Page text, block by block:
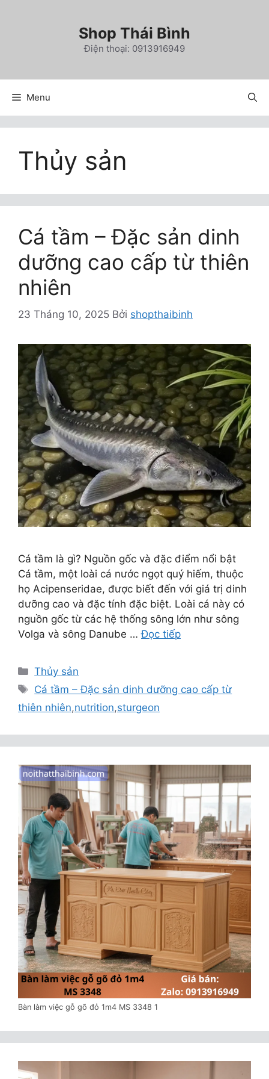
Shop Thái Bình
Điện thoại: 0913916949
Menu
Thủy sản
Cá tầm – Đặc sản dinh
dưỡng cao cấp từ thiên
nhiên
23 Tháng 10, 2025 Bởi shopthaibinh
Cá tầm là gì? Nguồn gốc và đặc điểm nổi bật
Cá tầm, một loài cá nước ngọt quý hiếm, thuộc
họ Acipenseridae, được biết đến với giá trị dinh
dưỡng cao và đặc tính đặc biệt. Loài cá này có
nguồn gốc từ các hệ thống sông lớn như sông
Volga và sông Danube …Đọc tiếp
Danh
mục
Thủy sản
Thẻ
Cá tầm – Đặc sản dinh dưỡng cao cấp từ
thiên nhiên,nutrition,sturgeon
Bàn làm việc gỗ gõ đỏ 1m4 MS 3348 1